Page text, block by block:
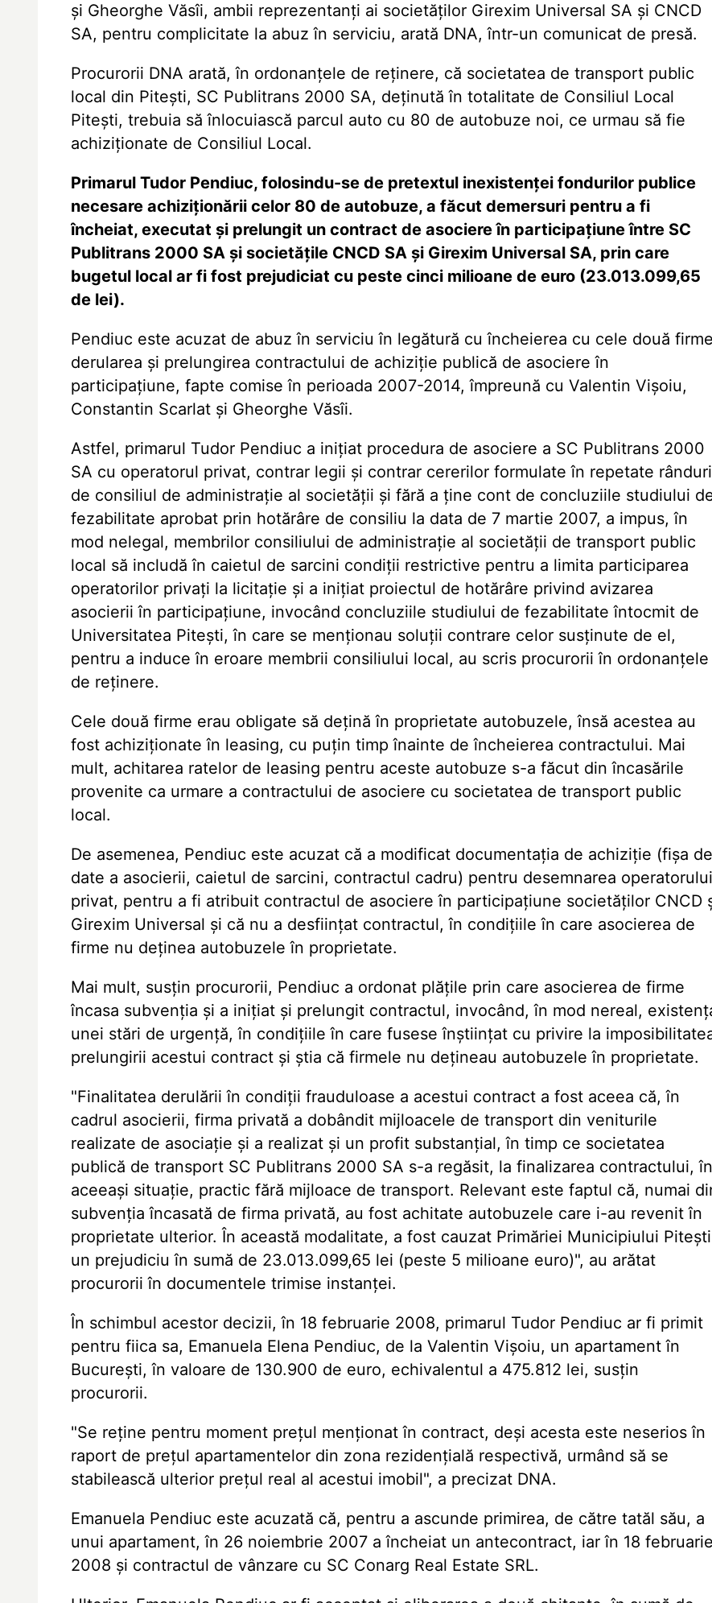
şi Gheorghe Văsîi, ambii reprezentanţi ai societăţilor Girexim Universal SA şi CNCD
SA, pentru complicitate la abuz în serviciu, arată DNA, într-un comunicat de presă.
Procurorii DNA arată, în ordonanţele de reţinere, că societatea de transport public
local din Piteşti, SC Publitrans 2000 SA, deţinută în totalitate de Consiliul Local
Piteşti, trebuia să înlocuiască parcul auto cu 80 de autobuze noi, ce urmau să fie
achiziţionate de Consiliul Local.
Primarul Tudor Pendiuc, folosindu-se de pretextul inexistenţei fondurilor publice
necesare achiziţionării celor 80 de autobuze, a făcut demersuri pentru a fi
încheiat, executat şi prelungit un contract de asociere în participaţiune între SC
Publitrans 2000 SA şi societăţile CNCD SA şi Girexim Universal SA, prin care
bugetul local ar fi fost prejudiciat cu peste cinci milioane de euro (23.013.099,65
de lei).
Pendiuc este acuzat de abuz în serviciu în legătură cu încheierea cu cele două
derularea şi prelungirea contractului de achiziţie publică de asociere în
participaţiune, fapte comise în perioada 2007-2014, împreună cu Valentin Vişoiu,
Constantin Scarlat şi Gheorghe Văsîi.
Astfel, primarul Tudor Pendiuc a iniţiat procedura de asociere a SC Publitrans 2000
SA cu operatorul privat, contrar legii şi contrar cererilor formulate în repetate rânduri
de consiliul de administraţie al societăţii şi fără a ţine cont de concluziile studiului
fezabilitate aprobat prin hotărâre de consiliu la data de 7 martie 2007, a impus, în
mod nelegal, membrilor consiliului de administraţie al societăţii de transport public
local să includă în caietul de sarcini condiţii restrictive pentru a limita participarea
operatorilor privaţi la licitaţie şi a iniţiat proiectul de hotărâre privind avizarea
asocierii în participaţiune, invocând concluziile studiului de fezabilitate întocmit de
Universitatea Piteşti, în care se menţionau soluţii contrare celor susţinute de el,
pentru a induce în eroare membrii consiliului local, au scris procurorii în ordonanţele
de reţinere.
Cele două firme erau obligate să deţină în proprietate autobuzele, însă acestea au
fost achiziţionate în leasing, cu puţin timp înainte de încheierea contractului. Mai
mult, achitarea ratelor de leasing pentru aceste autobuze s-a făcut din încasările
provenite ca urmare a contractului de asociere cu societatea de transport public
local.
De asemenea, Pendiuc este acuzat că a modificat documentaţia de achiziţie (fişa de
date a asocierii, caietul de sarcini, contractul cadru) pentru desemnarea operatorului
privat, pentru a fi atribuit contractul de asociere în participaţiune societăţilor CNCD
Girexim Universal şi că nu a desfiinţat contractul, în condiţiile în care asocierea de
firme nu deţinea autobuzele în proprietate.
Mai mult, susţin procurorii, Pendiuc a ordonat plăţile prin care asocierea de firme
încasa subvenţia şi a iniţiat şi prelungit contractul, invocând, în mod nereal,
unei stări de urgenţă, în condiţiile în care fusese înştiinţat cu privire la
prelungirii acestui contract şi ştia că firmele nu deţineau autobuzele în proprietate.
"Finalitatea derulării în condiţii frauduloase a acestui contract a fost aceea că, în
cadrul asocierii, firma privată a dobândit mijloacele de transport din veniturile
realizate de asociaţie şi a realizat şi un profit substanţial, în timp ce societatea
publică de transport SC Publitrans 2000 SA s-a regăsit, la finalizarea contractului, în
aceeaşi situaţie, practic fără mijloace de transport. Relevant este faptul că, numai
subvenţia încasată de firma privată, au fost achitate autobuzele care i-au revenit în
proprietate ulterior. În această modalitate, a fost cauzat Primăriei Municipiului Piteşti
un prejudiciu în sumă de 23.013.099,65 lei (peste 5 milioane euro)", au arătat
procurorii în documentele trimise instanţei.
În schimbul acestor decizii, în 18 februarie 2008, primarul Tudor Pendiuc ar fi primit
pentru fiica sa, Emanuela Elena Pendiuc, de la Valentin Vişoiu, un apartament în
Bucureşti, în valoare de 130.900 de euro, echivalentul a 475.812 lei, susţin
procurorii.
"Se reţine pentru moment preţul menţionat în contract, deşi acesta este neserios în
raport de preţul apartamentelor din zona rezidenţială respectivă, urmând să se
stabilească ulterior preţul real al acestui imobil", a precizat DNA.
Emanuela Pendiuc este acuzată că, pentru a ascunde primirea, de către tatăl său, a
unui apartament, în 26 noiembrie 2007 a încheiat un antecontract, iar în 18 februarie
2008 şi contractul de vânzare cu SC Conarg Real Estate SRL.